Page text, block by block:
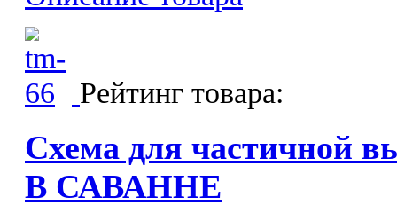
Рейтинг товара:
Схема для
В САВАННЕ